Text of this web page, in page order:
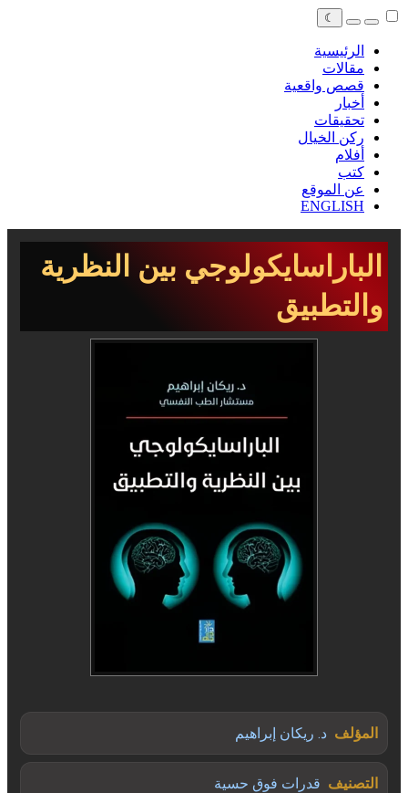
☾
الرئيسية
مقالات
قصص واقعية
أخبار
تحقيقات
ركن الخيال
أفلام
كتب
عن الموقع
ENGLISH
الباراسايكولوجي بين النظرية
والتطبيق
المؤلف د. ريكان إبراهيم
التصنيف قدرات فوق حسية